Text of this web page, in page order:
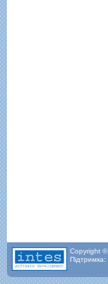
Copyright ©